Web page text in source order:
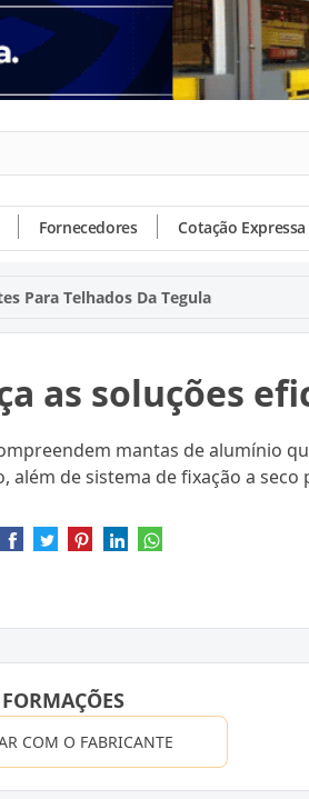
Fornecedores Cotação Expressa
Para Telhados Da Tegula
as soluções
mantas de alumínio
além de sistema de fixação a seco
COM O FABRICANTE